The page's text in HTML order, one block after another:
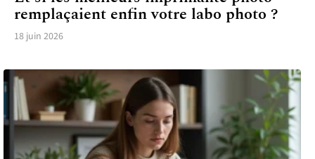
remplaçaient enfin votre labo photo ?
18 juin 2026